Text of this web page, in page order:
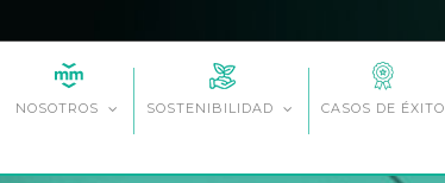
NOSOTROS SOSTENIBILIDAD CASOS DE ÉXITO